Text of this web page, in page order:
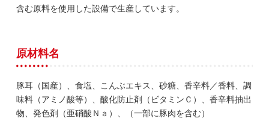
含む原料を使用した設備で生産しています。
原材料名
豚耳（国産）、食塩、こんぶエキス、砂糖、香辛料／香料、調
味料（アミノ酸等）、酸化防止剤（ビタミンＣ）、香辛料抽出
物、発色剤（亜硝酸Ｎａ）、（一部に豚肉を含む）